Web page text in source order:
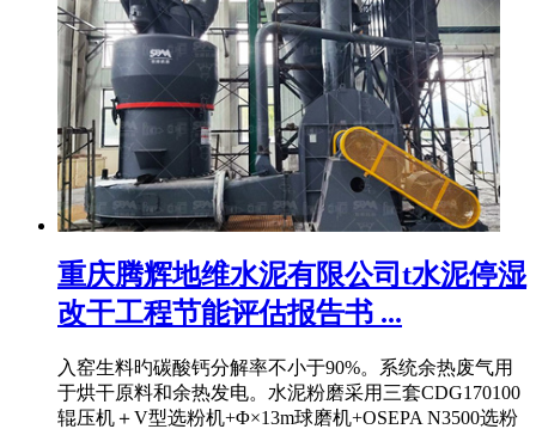
重庆腾辉地维水泥有限公司t水泥停湿
改干工程节能评估报告书 ...
入窑生料旳碳酸钙分解率不小于90%。系统余热废气用
于烘干原料和余热发电。水泥粉磨采用三套CDG170100
辊压机＋V型选粉机+Φ×13m球磨机+OSEPA N3500选粉